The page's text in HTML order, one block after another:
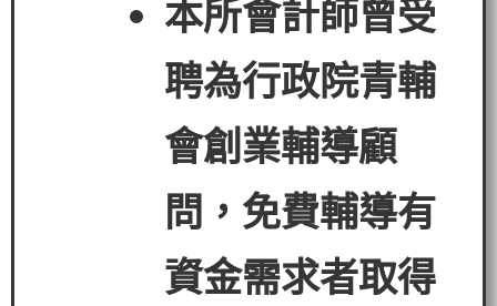
本所會計師曾受
聘為行政院青輔
會創業輔導顧
問，免費輔導有
資金需求者取得